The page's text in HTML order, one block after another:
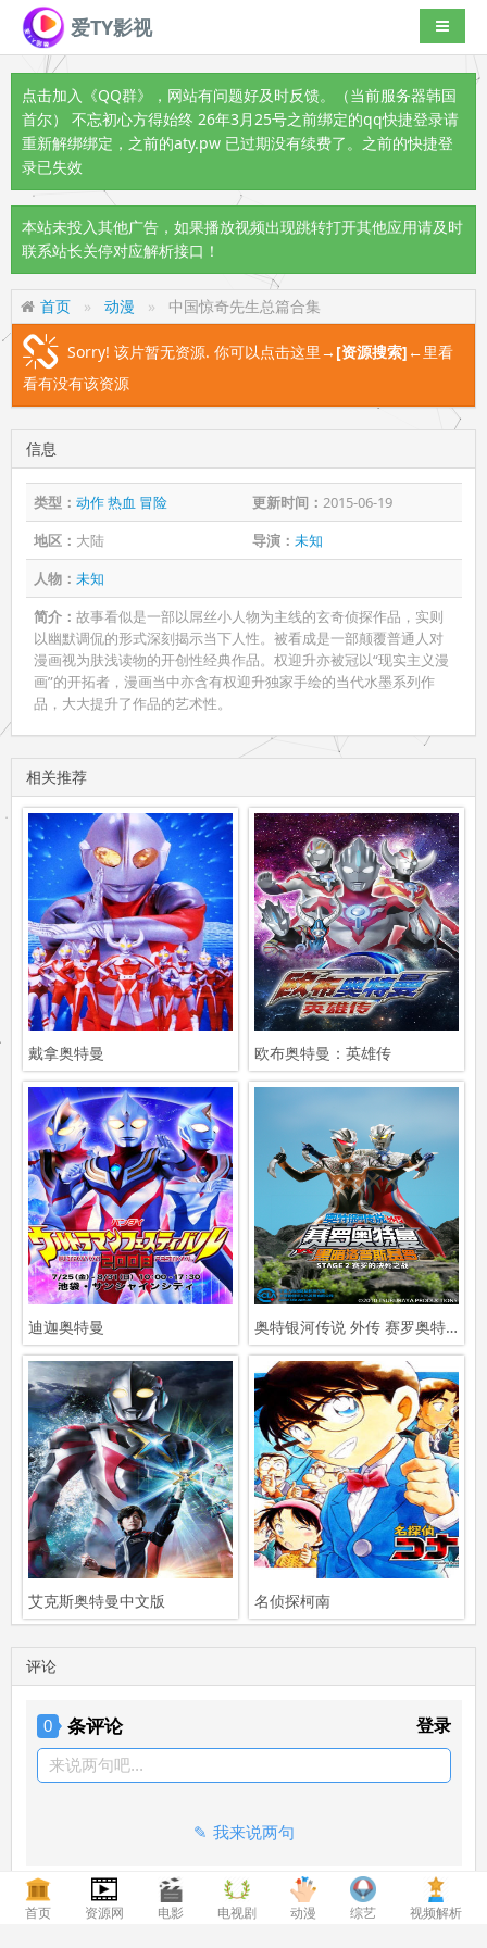
爱TY影视 导航切
点击加入《QQ群》
，网站有问题好及时反馈。（当前服务器韩国
首尔） 不忘初心方得始终 26年3月25号之前绑定的qq快捷登录请
重新解绑绑定，之前的aty.pw 已过期没有续费了。之前的快捷登
录已失效
本站未投入其他广告，如果播放视频出现跳转打开其他应用请及时
联系站长关停对应解析接口！
首页 动漫 中国惊奇先生总篇合集
Sorry! 该片暂无资源. 你可以点击这里 →[资源搜索]←里看
看有没有该资源
信息
类型： 动作热血 冒险 更新时间： 2015-06-19
地区： 大陆 导演： 未知
人物： 未知
简介： 故事看似是一部以屌丝小人物为主线的玄奇侦探作品，实则
以幽默调侃的形式深刻揭示当下人性。被看成是一部颠覆普通人对
漫画视为肤浅读物的开创性经典作品。权迎升亦被冠以“现实主义漫
画”的开拓者，漫画当中亦含有权迎升独家手绘的当代水墨系列作
品，大大提升了作品的艺术性。
相关推荐
戴拿奥特曼 欧布奥特曼：英雄传
迪迦奥特曼 奥特银河传说 外传 赛罗奥特曼VS黑暗洛普斯赛罗：STAGE 2 赛罗的决死之战撞
艾克斯奥特曼中文版 名侦探柯南
评论
0 条评论 登录
来说两句吧...
我来说两句
首页 资源网 电影 电视剧 动漫 综艺 视频解析